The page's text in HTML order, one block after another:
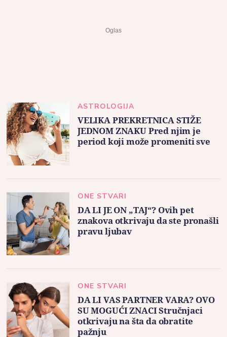
ASTROLOGIJA
VELIKA PREKRETNICA STIŽE
JEDNOM ZNAKU Pred njim je
period koji može promeniti sve
ONE STVARI
DA LI JE ON „TAJ“? Ovih pet
znakova otkrivaju da ste pronašli
pravu ljubav
ONE STVARI
DA LI VAS PARTNER VARA? OVO
SU MOGUĆI ZNACI Stručnjaci
otkrivaju na šta da obratite
pažnju